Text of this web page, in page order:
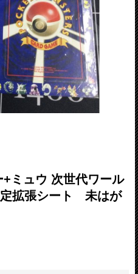
ミュウ 次世代ワール
定拡張シート 未はが